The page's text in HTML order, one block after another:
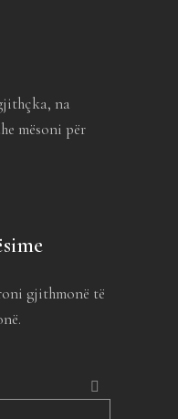
na
mësoni për
gjithmonë të